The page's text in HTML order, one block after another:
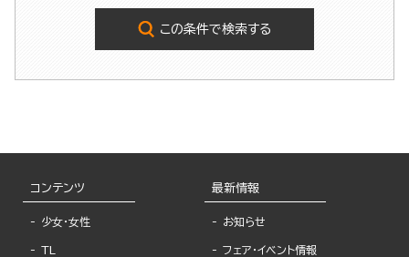
この条件で検索する
コンテンツ
少女・女性
TL
最新情報
お知らせ
フェア・イベント情報